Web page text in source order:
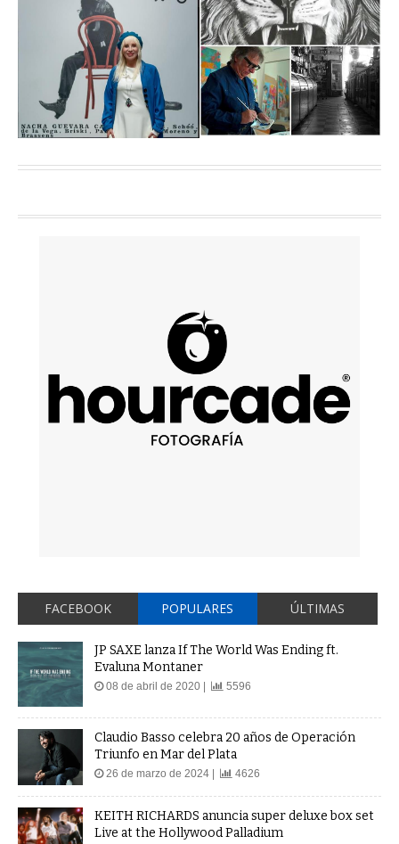
FACEBOOK POPULARES ÚLTIMAS
JP SAXE lanza If The World Was Ending ft.
Evaluna Montaner
08 de abril de 2020 | 5596
Claudio Basso celebra 20 años de Operación
Triunfo en Mar del Plata
26 de marzo de 2024 | 4626
KEITH RICHARDS anuncia super deluxe box set
Live at the Hollywood Palladium